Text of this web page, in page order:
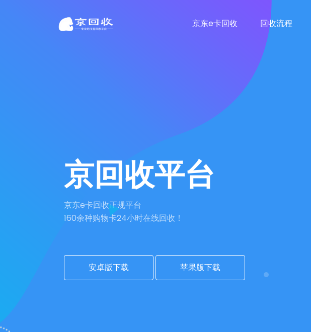
京东e卡回收 回收流程
京回收平台
京东e卡回收正规平台
160余种购物卡24小时在线回收！
安卓版下载 苹果版下载